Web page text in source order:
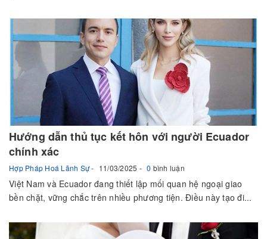
Hướng dẫn thủ tục kết hôn với người Ecuador
chính xác
Hợp Pháp Hoá Lãnh Sự 11/03/2025 0 bình luận
Việt Nam và Ecuador đang thiết lập mối quan hệ ngoại giao
bền chặt, vững chắc trên nhiều phương tiện. Điều này tạo đi...